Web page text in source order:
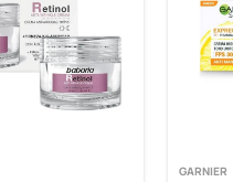
GARNIER